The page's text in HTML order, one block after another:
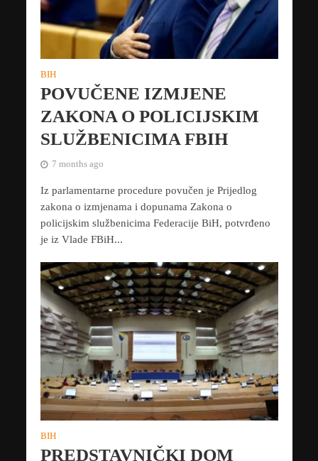
BIH
POVUČENE IZMJENE
ZAKONA O POLICIJSKIM
SLUŽBENICIMA FBIH
7 months ago
Iz parlamentarne procedure povučen je Prijedlog
zakona o izmjenama i dopunama Zakona o
policijskim službenicima Federacije BiH, potvrđeno
je iz Vlade FBiH...
BIH
PREDSTAVNIČKI DOM